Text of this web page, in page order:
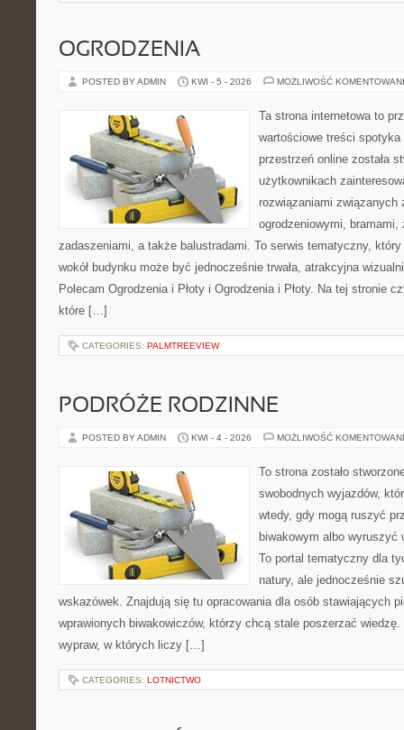
OGRODZENIA
POSTED BY ADMIN KWI - 5 - 2026 MOŻLIWOŚĆ
Ta strona internetowa to
wartościowe treści
przestrzeń online została
użytkownikach
rozwiązaniami związanych
ogrodzeniowymi, bramami,
zadaszeniami, a także balustradami. To serwis tematyczny,
wokół budynku może być jednocześnie trwała, atrakcyjna
Polecam Ogrodzenia i Płoty i Ogrodzenia i Płoty. Na tej stronie
które […]
CATEGORIES: PALMTREEVIEW
PODRÓŻE RODZINNE
POSTED BY ADMIN KWI - 4 - 2026 MOŻLIWOŚĆ
To strona zostało
swobodnych wyjazdów,
wtedy, gdy mogą ruszyć
biwakowym albo wyruszyć
To portal tematyczny dla
natury, ale jednocześnie
wskazówek. Znajdują się tu opracowania dla osób stawiających
wprawionych biwakowiczów, którzy chcą stale poszerzać wiedzę.
wypraw, w których liczy […]
CATEGORIES: LOTNICTWO